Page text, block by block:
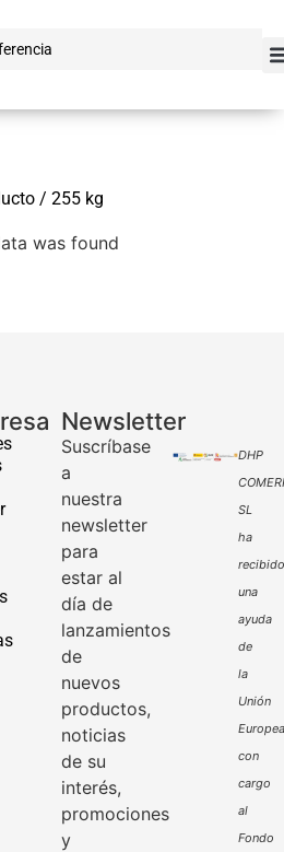
/ 255 kg
was found
Newsletter
Suscríbase
a
nuestra
newsletter
para
estar al
día de
lanzamientos
de
nuevos
productos,
noticias
de su
interés,
promociones
y
DHP
SL
ha
recibido
una
ayuda
de
la
Unión
Europea
con
cargo
al
Fondo